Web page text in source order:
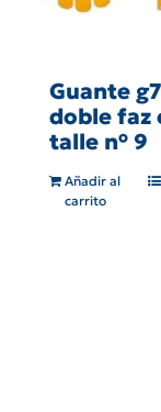
Guante g7
doble faz
talle n° 9
Añadir al
carrito